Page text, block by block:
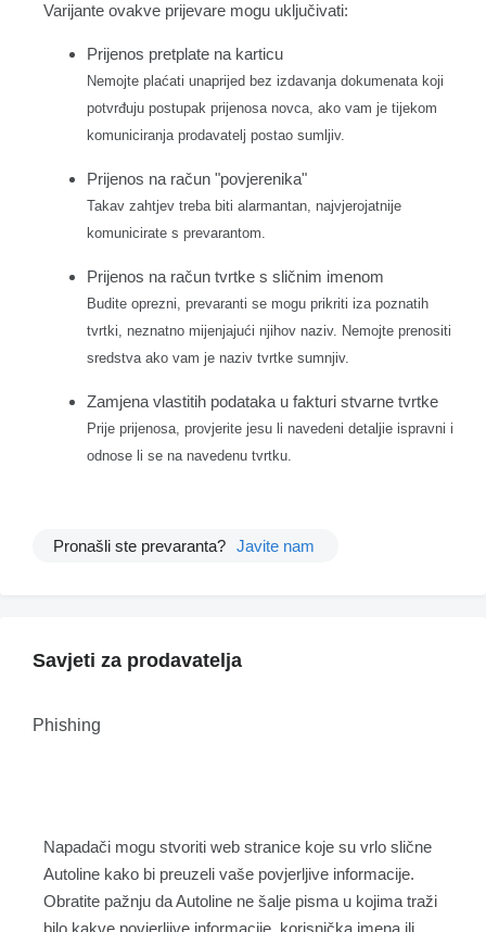
Varijante ovakve prijevare mogu uključivati:
Prijenos pretplate na karticu
Nemojte plaćati unaprijed bez izdavanja dokumenata koji
potvrđuju postupak prijenosa novca, ako vam je tijekom
komuniciranja prodavatelj postao sumljiv.
Prijenos na račun "povjerenika"
Takav zahtjev treba biti alarmantan, najvjerojatnije
komunicirate s prevarantom.
Prijenos na račun tvrtke s sličnim imenom
Budite oprezni, prevaranti se mogu prikriti iza poznatih
tvrtki, neznatno mijenjajući njihov naziv. Nemojte prenositi
sredstva ako vam je naziv tvrtke sumnjiv.
Zamjena vlastitih podataka u fakturi stvarne tvrtke
Prije prijenosa, provjerite jesu li navedeni detaljie ispravni i
odnose li se na navedenu tvrtku.
Pronašli ste prevaranta? Javite nam
Savjeti za prodavatelja
Phishing
Napadači mogu stvoriti web stranice koje su vrlo slične
Autoline kako bi preuzeli vaše povjerljive informacije.
Obratite pažnju da Autoline ne šalje pisma u kojima traži
bilo kakve povjerljive informacije, korisnička imena ili